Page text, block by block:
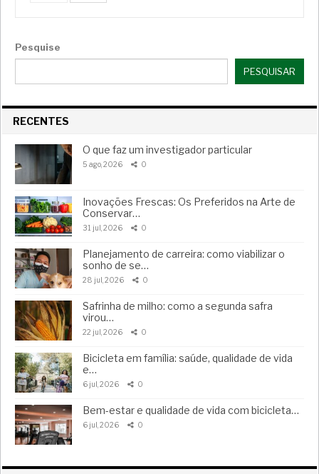
Pesquise
PESQUISAR
RECENTES
O que faz um investigador particular
5 ago, 2026 0
Inovações Frescas: Os Preferidos na Arte de
Conservar…
31 jul, 2026 0
Planejamento de carreira: como viabilizar o
sonho de se…
28 jul, 2026 0
Safrinha de milho: como a segunda safra
virou…
22 jul, 2026 0
Bicicleta em família: saúde, qualidade de vida
e…
6 jul, 2026 0
Bem-estar e qualidade de vida com bicicleta…
6 jul, 2026 0